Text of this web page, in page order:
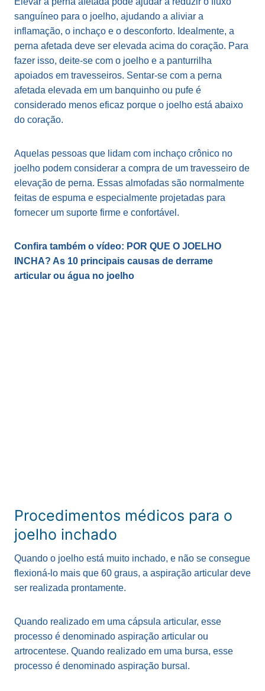
sanguíneo para o joelho, ajudando a aliviar a
inflamação, o inchaço e o desconforto. Idealmente, a
perna afetada deve ser elevada acima do coração. Para
fazer isso, deite-se com o joelho e a panturrilha
apoiados em travesseiros. Sentar-se com a perna
afetada elevada em um banquinho ou pufe é
considerado menos eficaz porque o joelho está abaixo
do coração.
Aquelas pessoas que lidam com inchaço crônico no
joelho podem considerar a compra de um travesseiro de
elevação de perna. Essas almofadas são normalmente
feitas de espuma e especialmente projetadas para
fornecer um suporte firme e confortável.
Confira também o vídeo: POR QUE O JOELHO
INCHA? As 10 principais causas de derrame
articular ou água no joelho
Procedimentos médicos para o
joelho inchado
Quando o joelho está muito inchado, e não se consegue
flexioná-lo mais que 60 graus, a aspiração articular deve
ser realizada prontamente.
Quando realizado em uma cápsula articular, esse
processo é denominado aspiração articular ou
artrocentese. Quando realizado em uma bursa, esse
processo é denominado aspiração bursal.